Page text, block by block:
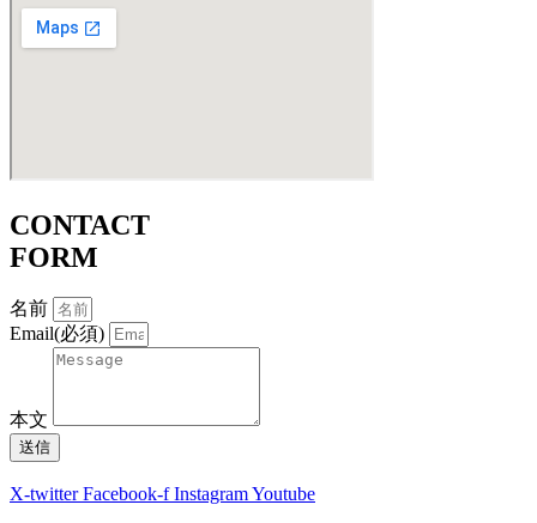
CONTACT
FORM
名前
Email(必須)
本文
送信
X-twitter Facebook-f InstagramYoutube